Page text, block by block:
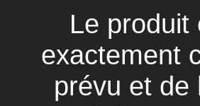
PRIVACY
POLICY
Le produit
exactement
prévu et de